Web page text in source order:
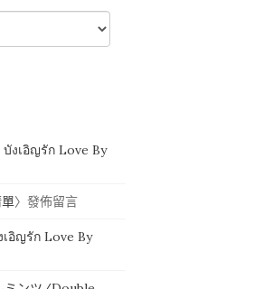
บังเอิญรัก Love By
〉發佈留言
เอิญรัก Love By